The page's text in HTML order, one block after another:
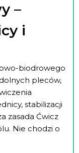
–
i
biodrowego
pleców,
stabilizacji
zasada Ćwicz
Nie chodzi o